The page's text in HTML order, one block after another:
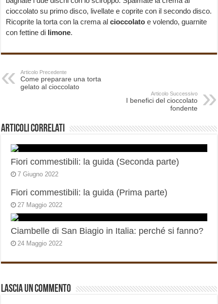
cioccolato su primo disco, livellate e coprite con il secondo disco.
Ricoprite la torta con la crema alcioccolato e volendo, guarnite
con fettine di limone.
Articolo Precedente
Come preparare una torta
gelato al cioccolato
Articolo Successivo
I benefici del cioccolato
fondente
Articoli correlati
Fiori commestibili: la guida (Seconda parte)
7 Giugno 2022
Fiori commestibili: la guida (Prima parte)
27 Maggio 2022
Ciambelle di San Biagio in Italia: perché si fanno?
24 Maggio 2022
Lascia un commento